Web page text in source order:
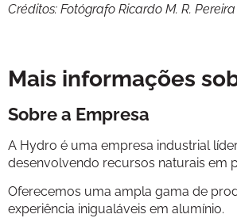
Créditos: Fotógrafo Ricardo M. R. Pereira
Mais informações
Sobre a Empresa
A Hydro é uma empresa industrial
desenvolvendo recursos naturais em
Oferecemos uma ampla gama de
experiência inigualáveis em alumínio.